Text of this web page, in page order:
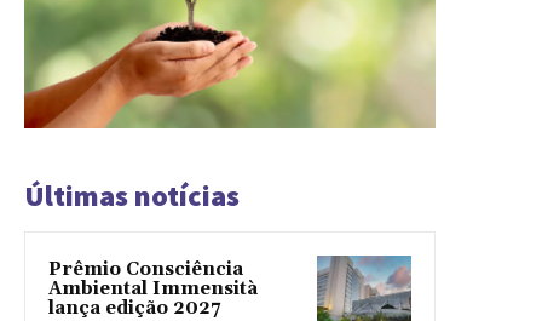
Últimas notícias
Prêmio Consciência
Ambiental Immensità
lança edição 2027